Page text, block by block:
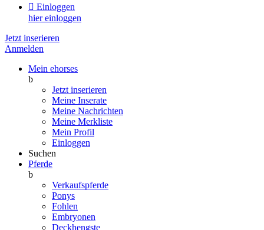
 Einloggen
hier einloggen
Jetzt inserieren
Anmelden
Mein ehorses
b
Jetzt inserieren
Meine Inserate
Meine Nachrichten
Meine Merkliste
Mein Profil
Einloggen
Suchen
Pferde
b
Verkaufspferde
Ponys
Fohlen
Embryonen
Deckhengste